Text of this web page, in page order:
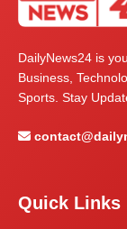
DailyNews24 is
Business,
Sports. Stay
Quick Links